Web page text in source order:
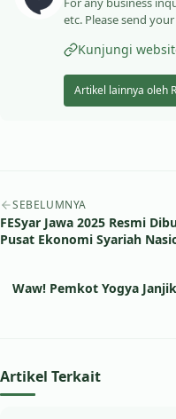
etc. Please send
Kunjungi
Artikel lainnya oleh
Navigasi artikel
SEBELUMNYA
FESyar Jawa 2025 Resmi
Pusat Ekonomi Syariah
Waw! Pemkot Yogya
Artikel Terkait